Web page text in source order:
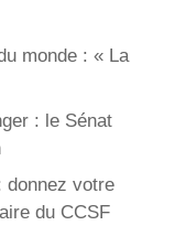
monde : « La
: le Sénat
votre
du CCSF